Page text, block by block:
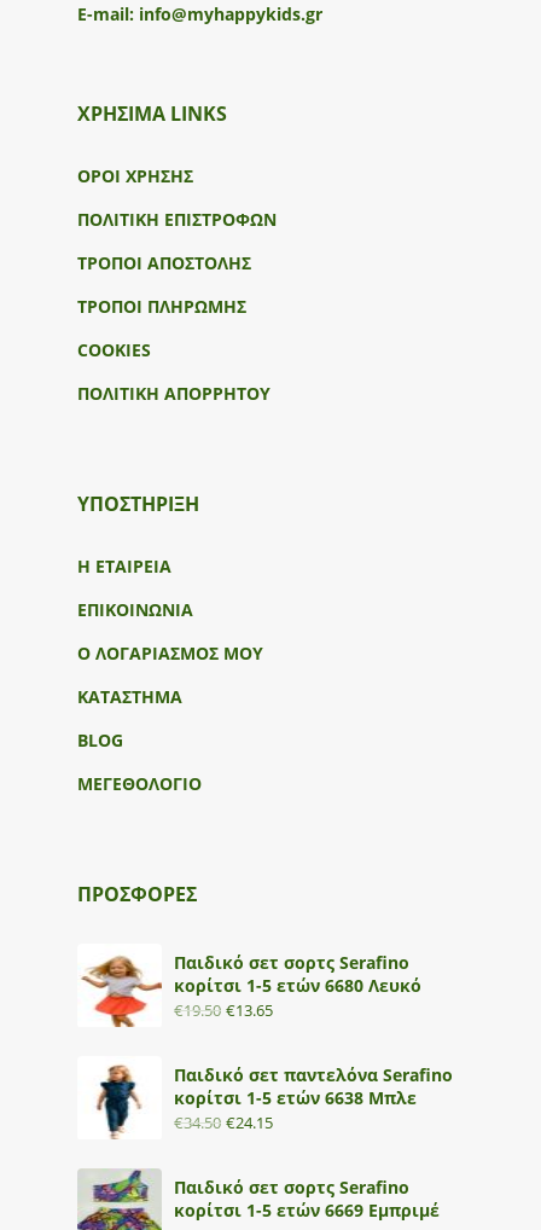
E-mail: info@myhappykids.gr
ΧΡΗΣΙΜΑ LINKS
ΟΡΟΙ ΧΡΗΣΗΣ
ΠΟΛΙΤΙΚΗ ΕΠΙΣΤΡΟΦΩΝ
ΤΡΟΠΟΙ ΑΠΟΣΤΟΛΗΣ
ΤΡΟΠΟΙ ΠΛΗΡΩΜΗΣ
COOKIES
ΠΟΛΙΤΙΚΗ ΑΠΟΡΡΗΤΟΥ
ΥΠΟΣΤΉΡΙΞΗ
Η ΕΤΑΙΡΕΙΑ
ΕΠΙΚΟΙΝΩΝΙΑ
Ο ΛΟΓΑΡΙΑΣΜΟΣ ΜΟΥ
ΚΑΤΑΣΤΗΜΑ
BLOG
ΜΕΓΕΘΟΛΟΓΙΟ
ΠΡΟΣΦΟΡΕΣ
Παιδικό σετ σορτς Serafino
κορίτσι 1-5 ετών 6680 Λευκό
€19.50 €13.65
Παιδικό σετ παντελόνα Serafino
κορίτσι 1-5 ετών 6638 Μπλε
€34.50 €24.15
Παιδικό σετ σορτς Serafino
κορίτσι 1-5 ετών 6669 Εμπριμέ